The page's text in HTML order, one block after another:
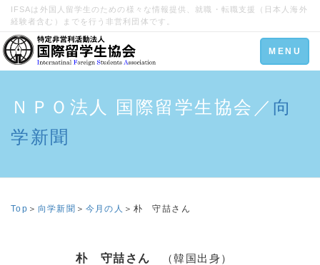
IFSAは外国人留学生のための様々な情報提供、就職・転職支援（日本人海外
経験者含む）までを行う非営利団体です。
Toggle
navigation
MENU
ＮＰＯ法人 国際留学生協会／ 向
学新聞
Top ＞ 向学新聞 ＞ 今月の人 ＞ 朴 守喆さん
朴 守喆さん （韓国出身）